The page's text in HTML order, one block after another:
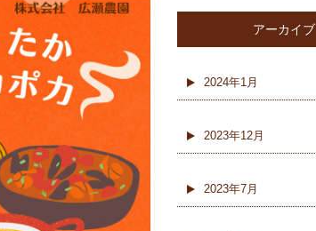
アーカイブ
2024年1月
2023年12月
2023年7月